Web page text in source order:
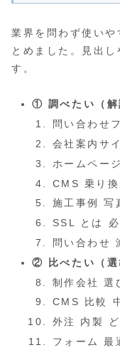
業界を問わず使いや
とめました。見出
す。
① 調べたい（解
問い合わせ
会社案内サ
ホームペー
CMS 乗り
施工事例 写
SSL とは 必
問い合わせ
② 比べたい（選
制作会社 選
CMS 比較
外注 内製
フォーム 最